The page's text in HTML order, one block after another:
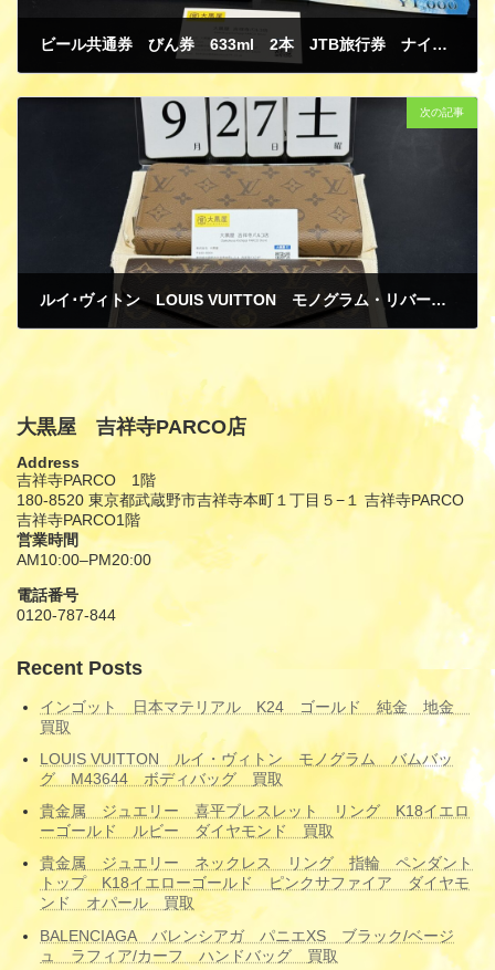
ビール共通券 びん券 633ml 2本 JTB旅行券 ナイストリップ 1000円 金券 ギフト券 商品券 買取
9月 27, 2025
次の記事
ルイ･ヴィトン LOUIS VUITTON モノグラム・リバース ジッピー･ウォレット M82444 ポルトフォイユ･サラ コクリコ M60531 長財布 新品 買取
大黒屋 吉祥寺PARCO店
Address
吉祥寺PARCO 1階
180-8520 東京都武蔵野市吉祥寺本町１丁目５−１ 吉祥寺PARCO
吉祥寺PARCO1階
営業時間
AM10:00–PM20:00
電話番号
0120-787-844
Recent Posts
インゴット 日本マテリアル K24 ゴールド 純金 地金
買取
LOUIS VUITTON ルイ・ヴィトン モノグラム バムバッ
グ M43644 ボディバッグ 買取
貴金属 ジュエリー 喜平ブレスレット リング K18イエロ
ーゴールド ルビー ダイヤモンド 買取
貴金属 ジュエリー ネックレス リング 指輪 ペンダント
トップ K18イエローゴールド ピンクサファイア ダイヤモ
ンド オパール 買取
BALENCIAGA バレンシアガ パニエXS ブラック/ベージ
ュ ラフィア/カーフ ハンドバッグ 買取